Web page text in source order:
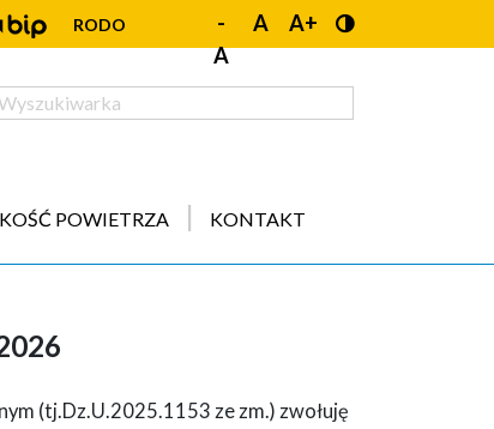
RODO
-
A
A A+
POWIETRZA KONTAKT
(tj.Dz.U.2025.1153 ze zm.) zwołuję